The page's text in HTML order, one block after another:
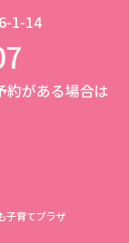
1-14
がある場合は
育てプラザ